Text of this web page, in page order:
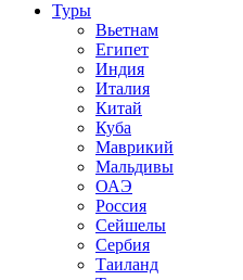
Туры
Вьетнам
Египет
Индия
Италия
Китай
Куба
Маврикий
Мальдивы
ОАЭ
Россия
Сейшелы
Сербия
Таиланд